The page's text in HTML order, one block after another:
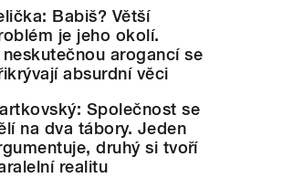
Babiš? Větší
je jeho okolí.
neskutečnou arogancí se
absurdní věci
Společnost se
na dva tábory. Jeden
druhý si tvoří
realitu